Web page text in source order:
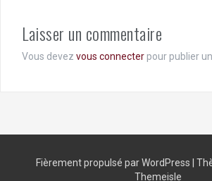
Laisser un commentaire
Vous devez vous connecter pour publier
Fièrement propulsé par WordPress
Themeisle